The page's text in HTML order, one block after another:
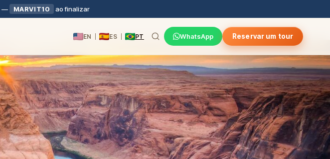
— MARVIT10 ao finalizar
EN ES PT WhatsApp Reservar um tour